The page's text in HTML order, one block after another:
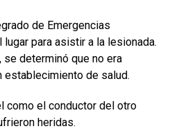
de Emergencias
lugar para asistir a la lesionada.
se determinó que no era
establecimiento de salud.
como el conductor del otro
heridas.